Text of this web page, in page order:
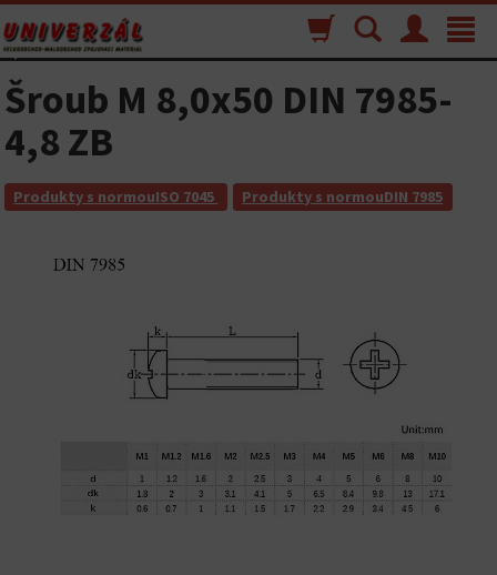
Toggle
Menu
Vyhľadávanie
Nákupný
košík
Šroub M 8,0x50 DIN 7985-
4,8 ZB
Produkty s normouISO 7045 Produkty s normouDIN 7985